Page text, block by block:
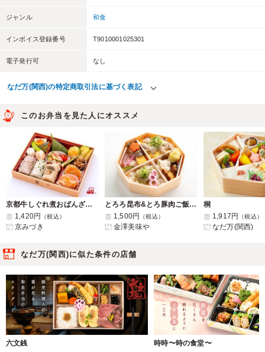
ジャンル 和食
インボイス登録番号 T9010001025301
電子発行可 なし
なだ万(関西)の特定商取引法に基づく表記
このお弁当を見た人にオススメ
京都牛しぐれ煮おばんざい弁当
1,420円
（税込）
京みづき
とろろ昆布&とろ豚肉ご飯と金澤のおかず
1,500円
（税込）
金澤美味や
桐
1,917円
（税込）
なだ万(関西)
なだ万(関西)に似た条件の店舗
六文銭 時時〜時の食堂〜